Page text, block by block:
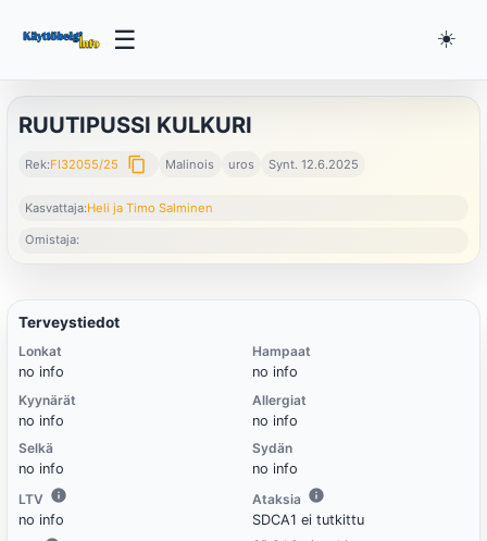
☰ ☀️
RUUTIPUSSI KULKURI
Rek:FI32055/25 content_copy Malinois uros Synt. 12.6.2025
Kasvattaja:Heli ja Timo Salminen
Omistaja:
Terveystiedot
Lonkat
no info
Kyynärät
no info
Selkä
no info
LTV
no info
Hampaat
no info
Allergiat
no info
Sydän
no info
Ataksia
SDCA1 ei tutkittu